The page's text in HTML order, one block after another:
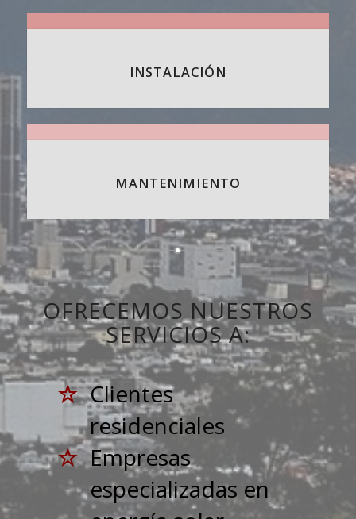
INSTALACIÓN
MANTENIMIENTO
OFRECEMOS NUESTROS
SERVICIOS A:
Clientes
residenciales
Empresas
especializadas en